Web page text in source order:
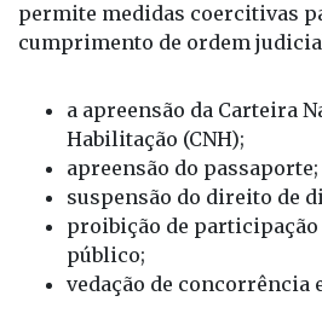
permite medidas coercitivas
cumprimento de ordem
a apreensão da Carteira
Habilitação (CNH);
apreensão do passaporte;
suspensão do direito de
proibição de
público;
vedação de concorrência